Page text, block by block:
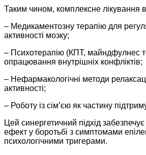
Таким чином, комплексне лікування
– Медикаментозну терапію для
активності мозку;
– Психотерапію (КПТ, майндфулнес
опрацювання внутрішніх конфліктів;
– Нефармакологічні методи
активності;
– Роботу із сім’єю як частину
Цей синергетичний підхід
ефект у боротьбі з симптомами
психологічними тригерами.